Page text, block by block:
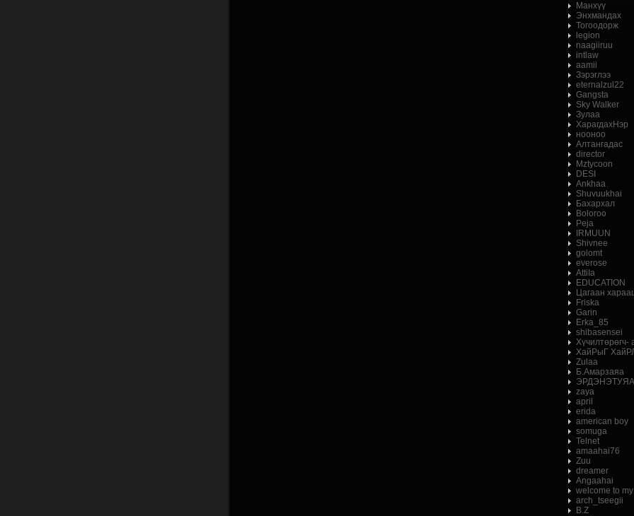
Манхүү
Энхмандах
Тогоодорж
legion
naagiiruu
intlaw
aamii
Зэрэглээ
eternalzul22
Gangsta
Sky Walker
Зулаа
ХарагдахНэр
нооноо
Алтангадас
director
Mztycoon
DESI
Ankhaa
Shuvuukhai
Бахархал
Boloroo
Peja
IRMUUN
Shivnee
golomt
everose
AttiIa
EDUCATION
Цагаан
Friska
Garin
Erka_85
shibasensei
Хүчилтөрөгч-
ХайРыГ
Zulaa
Б.Амарзаяа
ЭРДЭНЭТУЯА
zaya
april
erida
american boy
somuga
Telnet
amaahai76
Zuu
dreamer
Angaahai
welcome to
arch_tseegii
B.Z